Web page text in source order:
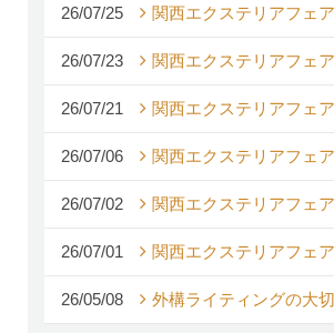
26/07/25 関西エクステリアフェ
26/07/23 関西エクステリアフェ
26/07/21 関西エクステリアフェ
26/07/06 関西エクステリアフェ
26/07/02 関西エクステリアフェ
26/07/01 関西エクステリアフェ
26/05/08 外構ライティングの大